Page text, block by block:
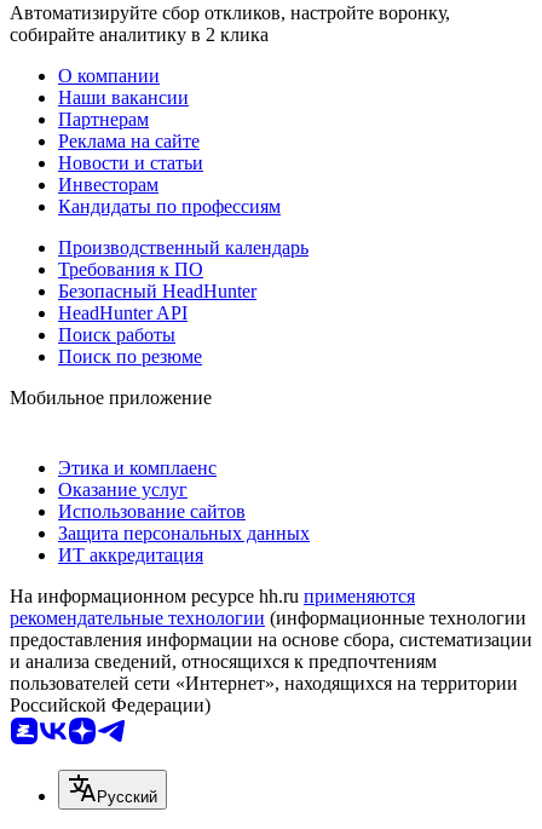
Автоматизируйте сбор откликов, настройте воронку,
собирайте аналитику в 2 клика
О компании
Наши вакансии
Партнерам
Реклама на сайте
Новости и статьи
Инвесторам
Кандидаты по профессиям
Производственный календарь
Требования к ПО
Безопасный HeadHunter
HeadHunter API
Поиск работы
Поиск по резюме
Мобильное приложение
Этика и комплаенс
Оказание услуг
Использование сайтов
Защита персональных данных
ИТ аккредитация
На информационном ресурсе hh.ru применяются
рекомендательные технологии (информационные технологии
предоставления информации на основе сбора, систематизации
и анализа сведений, относящихся к предпочтениям
пользователей сети «Интернет», находящихся на территории
Российской Федерации)
Русский